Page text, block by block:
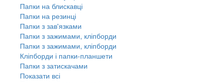
Папки на блискавці
Папки на резинці
Папки з зав'язками
Папки з зажимами, кліпборди
Папки з зажимами, кліпборди
Кліпборди і папки-планшети
Папки з затискачами
Показати всі